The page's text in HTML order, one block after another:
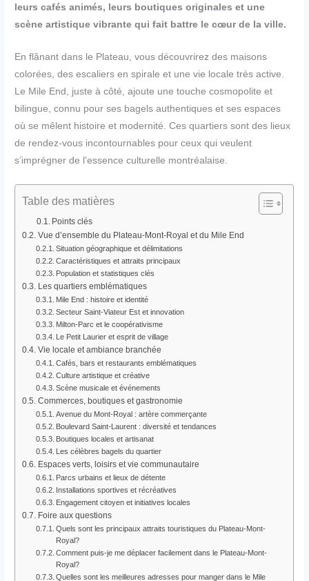
leurs cafés animés, leurs boutiques originales et une
scène artistique vibrante qui fait battre le cœur de la ville.
En flânant dans le Plateau, vous découvrirez des maisons
colorées, des escaliers en spirale et une vie locale très active.
Le Mile End, juste à côté, ajoute une touche cosmopolite et
bilingue, connu pour ses bagels authentiques et ses espaces
où se mêlent histoire et modernité. Ces quartiers sont des lieux
de rendez-vous incontournables pour ceux qui veulent
s’imprégner de l’essence culturelle montréalaise.
Table des matières
Points clés
Vue d’ensemble du Plateau-Mont-Royal et du Mile End
Situation géographique et délimitations
Caractéristiques et attraits principaux
Population et statistiques clés
Les quartiers emblématiques
Mile End : histoire et identité
Secteur Saint-Viateur Est et innovation
Milton-Parc et le coopérativisme
Le Petit Laurier et esprit de village
Vie locale et ambiance branchée
Cafés, bars et restaurants emblématiques
Culture artistique et créative
Scène musicale et événements
Commerces, boutiques et gastronomie
Avenue du Mont-Royal : artère commerçante
Boulevard Saint-Laurent : diversité et tendances
Boutiques locales et artisanat
Les célèbres bagels du quartier
Espaces verts, loisirs et vie communautaire
Parcs urbains et lieux de détente
Installations sportives et récréatives
Engagement citoyen et initiatives locales
Foire aux questions
Quels sont les principaux attraits touristiques du Plateau-Mont-
Royal?
Comment puis-je me déplacer facilement dans le Plateau-Mont-
Royal?
Quelles sont les meilleures adresses pour manger dans le Mile